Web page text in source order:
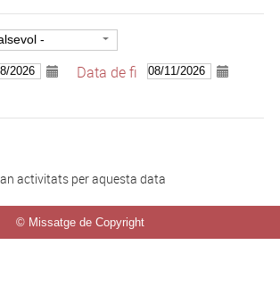
Data de fi
activitats per aquesta data
© Missatge de Copyright